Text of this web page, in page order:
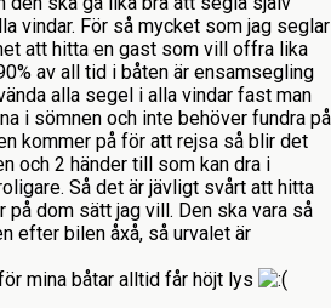
vindar. För så mycket som jag seglar
att hitta en gast som vill offra lika
av all tid i båten är ensamsegling
alla segel i alla vindar fast man
i sömnen och inte behöver fundra på
kommer på för att rejsa så blir det
och 2 händer till som kan dra i
Så det är jävligt svårt att hitta
på dom sätt jag vill. Den ska vara så
efter bilen åxå, så urvalet är
mina båtar alltid får höjt lys